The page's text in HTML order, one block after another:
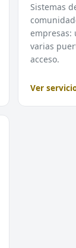
Sistemas
empresas:
varias
acceso.
Ver